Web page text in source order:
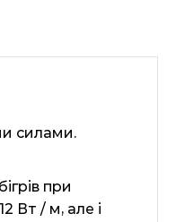
силами.
при
Вт / м, але і